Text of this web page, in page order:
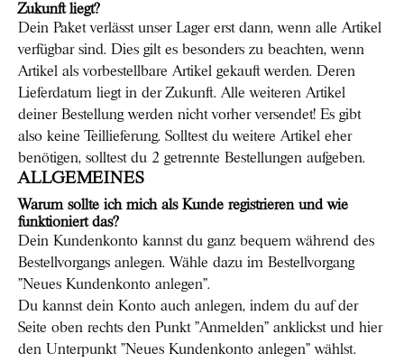
Zukunft liegt?
Dein Paket verlässt unser Lager erst dann, wenn alle Artikel
verfügbar sind. Dies gilt es besonders zu beachten, wenn
Artikel als vorbestellbare Artikel gekauft werden. Deren
Lieferdatum liegt in der Zukunft. Alle weiteren Artikel
deiner Bestellung werden nicht vorher versendet! Es gibt
also keine Teillieferung. Solltest du weitere Artikel eher
benötigen, solltest du 2 getrennte Bestellungen aufgeben.
ALLGEMEINES
Warum sollte ich mich als Kunde registrieren und wie
funktioniert das?
Dein Kundenkonto kannst du ganz bequem während des
Bestellvorgangs anlegen. Wähle dazu im Bestellvorgang
"Neues Kundenkonto anlegen".
Du kannst dein Konto auch anlegen, indem du auf der
Seite oben rechts den Punkt "Anmelden" anklickst und hier
den Unterpunkt "Neues Kundenkonto anlegen" wählst.